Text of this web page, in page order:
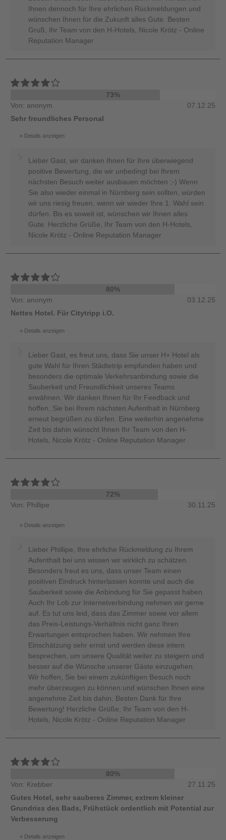
Ihnen dennoch für Ihre ehrlichen Rückmeldungen und
wünschen Ihnen für die Zukunft alles Gute. Besten
Gruß, Ihr Team von den H-Hotels, Nicole Krötz - Online
Reputation Manager
73%
Von: anonym
07.12.25
Sehr freundliches Personal
Details anzeigen
Lieber Gast, wir danken Ihnen für Ihre überwiegend
positive Bewertung, die wir unbedingt bei Ihrem
nächsten Besuch weiter ausbauen möchten ;-) Wenn
Sie also wieder einmal in Nürnberg sein sollten, würden
wir uns riesig freuen, wenn wir wieder Ihre 1. Wahl sein
dürfen. Bis es soweit ist, wünschen wir Ihnen alles
Gute. Herzliche Grüße, Ihr Team von den H-Hotels,
Nicole Krötz - Online Reputation Manager
80%
Von: anonym
03.12.25
Nettes Hotel. Für Citytripp i.O.
Details anzeigen
Lieber Gast, es freut uns, dass Sie unser H+ Hotel als
gute Wahl für Ihren Städtetrip empfunden haben und
besonders die optimale Verkehrsanbindung sowie die
Sauberkeit und Freundlichkeit unseres Teams
erwähnen. Wir danken Ihnen für Ihr Feedback und
hoffen, Sie bei Ihrem nächsten Aufenthalt in Nürnberg
erneut begrüßen zu dürfen. Eine weiterhin angenehme
Zeit bis dahin wünscht Ihnen Ihr Team von den H-
Hotels, Nicole Krötz - Online Reputation Manager
72%
Von: Phillipe
30.11.25
Details anzeigen
Lieber Phillipe, Ihre ehrliche Rückmeldung zu Ihrem
Aufenthalt bei uns wissen wir wirklich zu schätzen.
Besonders freut es uns, dass unser Team einen
positiven Eindruck hinterlassen konnte und auch die
Sauberkeit sowie die Anbindung für Sie gepasst haben.
Auch Ihr Lob zur Internetverbindung nehmen wir gerne
auf. Es tut uns leid, dass das Zimmer sowie vor allem
das Preis-Leistungs-Verhältnis nicht ganz Ihren
Erwartungen entsprochen haben. Wir nehmen Ihre
Einschätzung sehr ernst und werden diese intern
besprechen, um unsere Qualität weiter zu steigern und
besser auf die Wünsche unserer Gäste einzugehen.
Wir hoffen, Sie bei einem zukünftigen Besuch noch
mehr überzeugen zu können und wünschen Ihnen eine
angenehme Zeit bis dahin. Besten Dank für Ihre
Bewertung! Herzliche Grüße, Ihr Team von den H-
Hotels, Nicole Krötz - Online Reputation Manager
80%
Von: Krebber
27.11.25
Gutes Hotel, sehr sauberes Zimmer, extrem kleiner
Grundriss des Bads, Frühstück ordentlich mit Potential zur
Verbesserung
Details anzeigen